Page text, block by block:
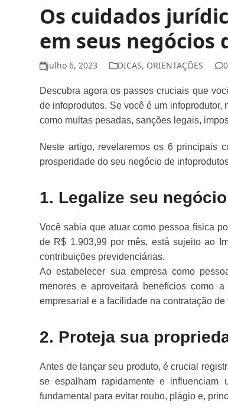
Os cuidados
em seus negócios
julho 6, 2023 DICAS, ORIENTAÇÕES
Descubra agora os passos cruciais que
de infoprodutos. Se você é um
como multas pesadas, sanções legais,
Neste artigo, revelaremos os 6 principais
prosperidade do seu negócio de
1. Legalize seu
Você sabia que atuar como pessoa física
de R$ 1.903,99 por mês, está sujeito ao
contribuições previdenciárias.
Ao estabelecer sua empresa como
menores e aproveitará benefícios como
empresarial e a facilidade na contratação
2. Proteja sua
Antes de lançar seu produto, é crucial
se espalham rapidamente e
fundamental para evitar roubo, plágio e,